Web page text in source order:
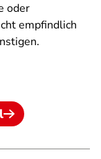
oder
empfindlich